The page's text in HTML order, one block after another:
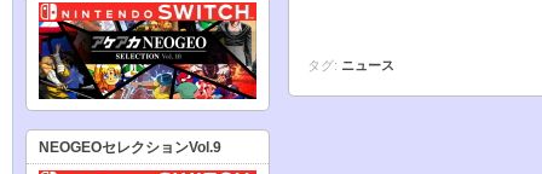
タグ: ニュース
NEOGEOセレクションVol.9